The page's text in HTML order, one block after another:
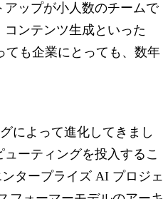
ップが小人数のチームで
ンテンツ生成といった
ても企業にとっても、数年
によって進化してきまし
ーティングを投入するこ
タープライズ AI プロジェ